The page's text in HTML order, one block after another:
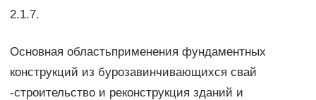
2.1.7.
Основная областьприменения фундаментных
конструкций из бурозавинчивающихся свай
-строительство и реконструкция зданий и